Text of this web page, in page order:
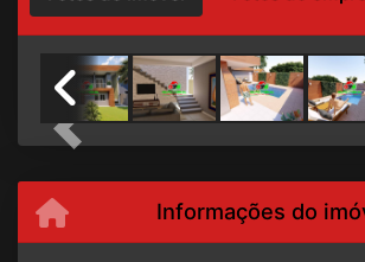
Previous
Informações do